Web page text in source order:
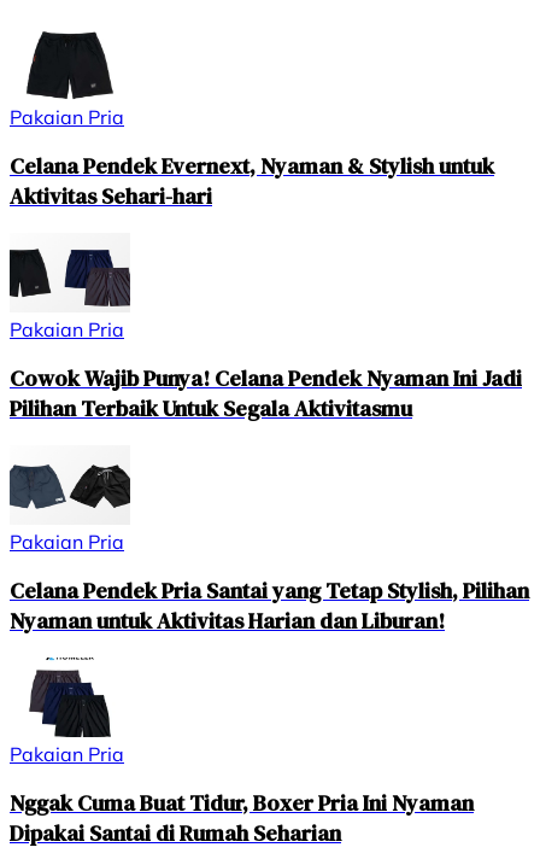
Pakaian Pria
Celana Pendek Evernext, Nyaman & Stylish untuk
Aktivitas Sehari-hari
Pakaian Pria
Cowok Wajib Punya! Celana Pendek Nyaman Ini Jadi
Pilihan Terbaik Untuk Segala Aktivitasmu
Pakaian Pria
Celana Pendek Pria Santai yang Tetap Stylish, Pilihan
Nyaman untuk Aktivitas Harian dan Liburan!
Pakaian Pria
Nggak Cuma Buat Tidur, Boxer Pria Ini Nyaman
Dipakai Santai di Rumah Seharian